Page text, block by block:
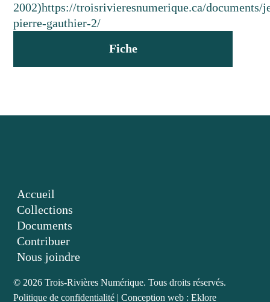
2002)https://troisrivieresnumerique.ca/documents/
pierre-gauthier-2/
Fiche
Accueil
Collections
Documents
Contribuer
Nous joindre
© 2026 Trois-Rivières Numérique. Tous droits réservés.
Politique de confidentialité |Conception web : Eklore